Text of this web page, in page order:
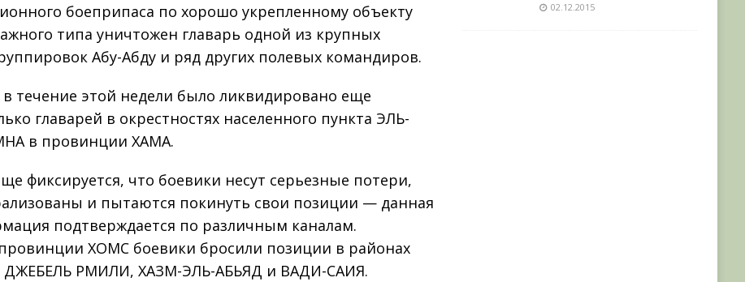
боеприпаса по хорошо укрепленному объекту
типа уничтожен главарь одной из крупных
Абу-Абду и ряд других полевых командиров.
в течение этой недели было ликвидировано еще
главарей в окрестностях населенного пункта ЭЛЬ-
в провинции ХАМА.
фиксируется, что боевики несут серьезные потери,
и пытаются покинуть свои позиции — данная
подтверждается по различным каналам.
ХОМС боевики бросили позиции в районах
ДЖЕБЕЛЬ РМИЛИ, ХАЗМ-ЭЛЬ-АБЬЯД и ВАДИ-САИЯ.
02.12.2015